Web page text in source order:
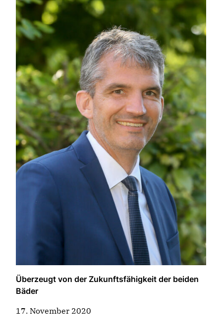
Überzeugt von der Zukunftsfähigkeit der beiden
Bäder
17. November 2020